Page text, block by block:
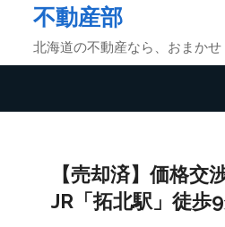
不動産部
北海道の不動産なら、おまかせ
【売却済】価格交
JR「拓北駅」徒歩